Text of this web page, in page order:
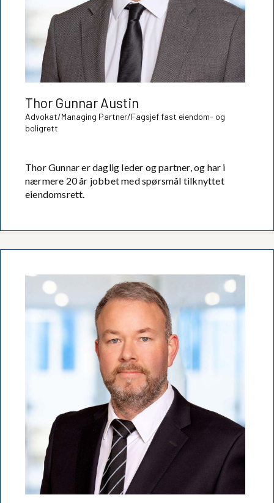
Thor Gunnar Austin
Advokat/Managing Partner/Fagsjef fast eiendom- og
boligrett
Thor Gunnar er daglig leder og partner, og har i
nærmere 20 år jobbet med spørsmål tilknyttet
eiendomsrett.